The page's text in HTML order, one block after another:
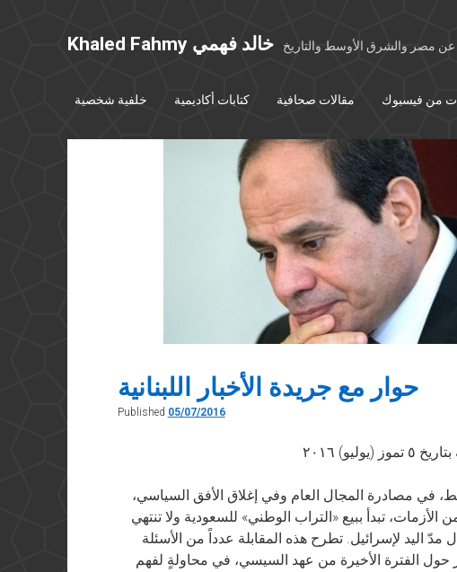
Khaled Fahmy خالد فهمي مصر والشرق الأوسط والتاريخ
خلفية شخصية كتابات أكاديمية مقالات صحافية من فيسبوك
حوار مع جريدة الأخبار اللبنانية
Published 05/07/2016
(يوليو) ٢٠١٦
في مصادرة المجال العام وفي إغلاق الأفق السياسي،
تبدأ ببيع «التراب الوطني» للسعودية ولا تنتهي
اليد لإسرائيل. تطرح هذه المقابلة عدداً من الأسئلة
الفترة الأخيرة من عهد السيسي، في محاولةٍ لفهم